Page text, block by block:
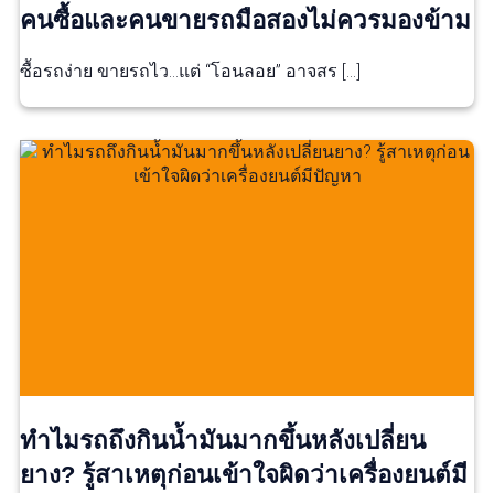
คนซื้อและคนขายรถมือสองไม่ควรมองข้าม
ซื้อรถง่าย ขายรถไว…แต่ “โอนลอย” อาจสร […]
ทำไมรถถึงกินน้ำมันมากขึ้นหลังเปลี่ยน
ยาง? รู้สาเหตุก่อนเข้าใจผิดว่าเครื่องยนต์มี